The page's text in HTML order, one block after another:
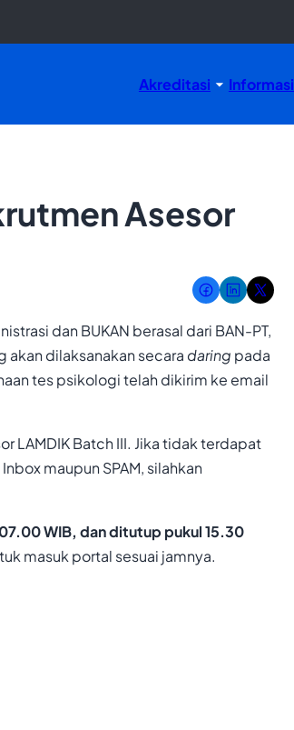
Akreditasi Informasi
Asesor
dan BUKAN berasal dari BAN-PT,
dilaksanakan secara daring pada
tes psikologi telah dikirim ke email
LAMDIK Batch III. Jika tidak terdapat
maupun SPAM, silahkan
WIB, dan ditutup pukul 15.30
masuk portal sesuai jamnya.